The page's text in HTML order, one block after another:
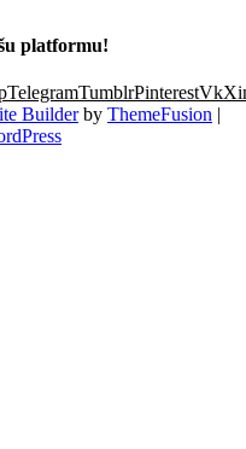
platformu!
TelegramTumblrPinterestVk
Builderby ThemeFusion |